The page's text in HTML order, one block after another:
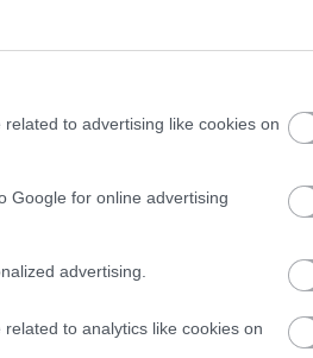
to advertising like cookies on
Google for online advertising
advertising.
to analytics like cookies on
M PKT Z R P GOLE
15 34 11 1 3 45-17
15 28 8 4 3 36-15
15 27 31-14
15 25 8 1 6 38-35